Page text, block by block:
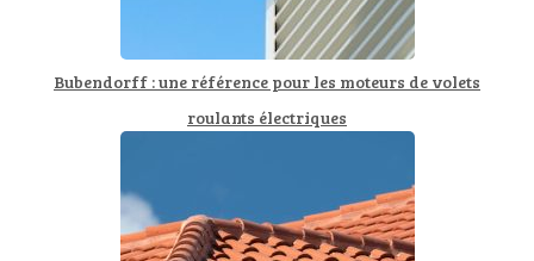
Bubendorff : une référence pour les moteurs de volets
roulants électriques